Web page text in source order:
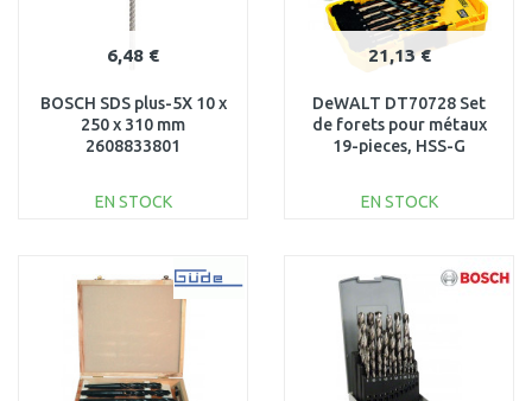
6,48 €
BOSCH SDS plus-5X 10 x
250 x 310 mm
2608833801
EN STOCK
Au comparatif
21,13 €
DeWALT DT70728 Set
de forets pour métaux
19-pieces, HSS-G
EN STOCK
Au comparatif